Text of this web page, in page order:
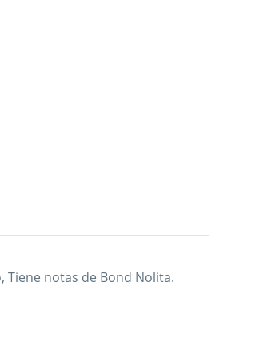
Tiene notas de Bond Nolita.